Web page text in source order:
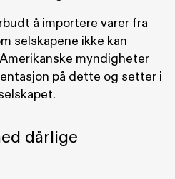
å importere varer fra
selskapene ikke kan
myndigheter
på dette og setter i
dårlige